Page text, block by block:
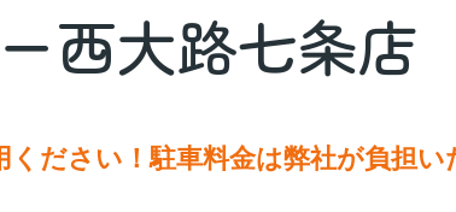
西大路七条店
ださい！駐車料金は弊社が負担い